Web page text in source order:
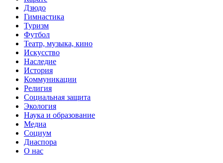
Дзюдо
Гимнастика
Туризм
Футбол
Театр, музыка, кино
Искусство
Наследие
История
Коммуникации
Религия
Социальная защита
Экология
Наука и образование
Медиа
Социум
Диаспора
О нас